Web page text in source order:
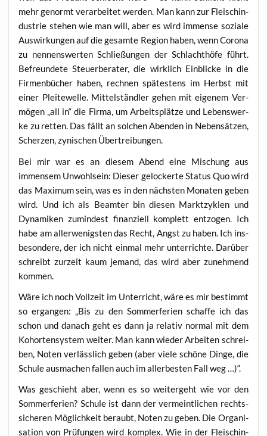
mehr genormt ver­ar­bei­tet wer­den. Man kann zur Fleisch­in­
dus­trie ste­hen wie man will, aber es wird immense sozia­le
Aus­wir­kun­gen auf die gesam­te Regi­on haben, wenn Coro­na
zu nen­nens­wer­ten Schlie­ßun­gen der Schlacht­hö­fe führt.
Befreun­de­te Steu­er­be­ra­ter, die wirk­lich Ein­bli­cke in die
Fir­men­bü­cher haben, rech­nen spä­tes­tens im Herbst mit
einer Plei­te­wel­le. Mit­tel­ständ­ler gehen mit eige­nem Ver­
mö­gen „all in“ die Fir­ma, um Arbeits­plät­ze und Lebens­wer­
ke zu ret­ten. Das fällt an sol­chen Aben­den in Neben­sät­zen,
Scher­zen, zyni­schen Übertreibungen.
Bei mir war es an die­sem Abend eine Mischung aus
immensem Unwohl­sein: Die­ser gelo­cker­te Sta­tus Quo wird
das Maxi­mum sein, was es in den nächs­ten Mona­ten geben
wird. Und ich als Beam­ter bin die­sen Markt­zy­klen und
Dyna­mi­ken zumin­dest finan­zi­ell kom­plett ent­zo­gen. Ich
habe am aller­we­nigs­ten das Recht, Angst zu haben. Ich ins­
be­son­de­re, der ich nicht ein­mal mehr unter­rich­te. Dar­über
schreibt zur­zeit kaum jemand, das wird aber zuneh­mend
kommen.
Wäre ich noch Voll­zeit im Unter­richt, wäre es mir bestimmt
so ergan­gen: „Bis zu den Som­mer­fe­ri­en schaf­fe ich das
schon und danach geht es dann ja rela­tiv nor­mal mit dem
Kohor­ten­sys­tem wei­ter. Man kann wie­der Arbei­ten schrei­
ben, Noten ver­läss­lich geben (aber vie­le schö­ne Din­ge, die
Schu­le aus­ma­chen fal­len auch im aller­bes­ten Fall weg …)“.
Was geschieht aber, wenn es so wei­ter­geht wie vor den
Som­mer­fe­ri­en? Schu­le ist dann der ver­meint­li­chen rechts­
si­che­ren Mög­lich­keit beraubt, Noten zu geben. Die Orga­ni­
sa­ti­on von Prü­fun­gen wird kom­plex. Wie in der Fleisch­in­